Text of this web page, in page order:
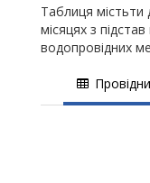
Таблиця містьти
місяцях з
водопровідних